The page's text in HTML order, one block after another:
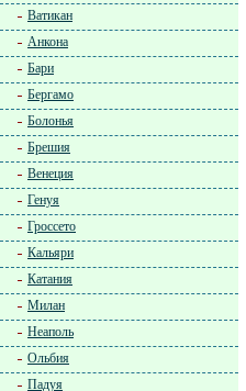
Ватикан
Анкона
Бари
Бергамо
Болонья
Брешия
Венеция
Генуя
Гроссето
Кальяри
Катания
Милан
Неаполь
Ольбия
Падуя